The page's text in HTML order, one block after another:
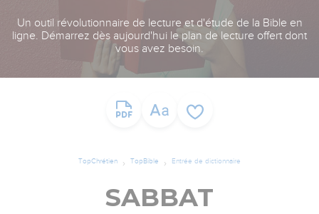
Un outil révolutionnaire de lecture et d'étude de la Bible en
ligne. Démarrez dès aujourd'hui le plan de lecture offert dont
vous avez besoin.
TopChrétien TopBible Entrée de dictionnaire
SABBAT